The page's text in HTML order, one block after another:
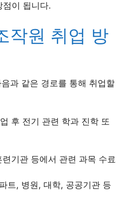
점이 됩니다.
작원 취업 방
과 같은 경로를 통해 취업할
후 전기 관련 학과 진학 또
기관 등에서 관련 과목 수료
트, 병원, 대학, 공공기관 등